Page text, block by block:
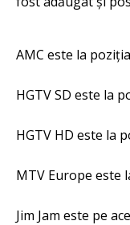
AMC este la
HGTV SD este la
HGTV HD este la
MTV Europe este
Jim Jam este pe